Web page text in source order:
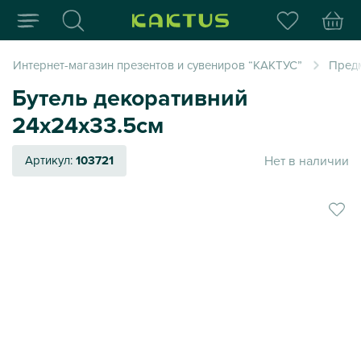
Интернет-магазин
Интернет-магазин презентов и сувениров “КАКТУС”
Бутель декоративний
24х24х33.5см
Артикул:103721 Нет в наличии